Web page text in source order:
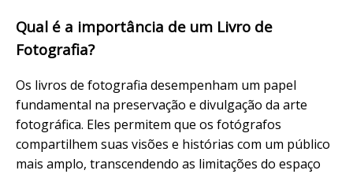
Qual é a importância de um Livro de
Fotografia?
Os livros de fotografia desempenham um papel
fundamental na preservação e divulgação da arte
fotográfica. Eles permitem que os fotógrafos
compartilhem suas visões e histórias com um público
mais amplo, transcendendo as limitações do espaço